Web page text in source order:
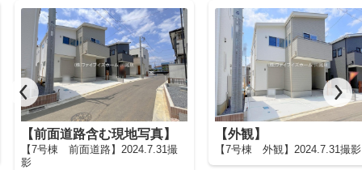
【前面道路含む現地写真】
【7号棟 前面道路】2024.7.31撮
影
【外観】
【7号棟 外観】2024.7.31撮影